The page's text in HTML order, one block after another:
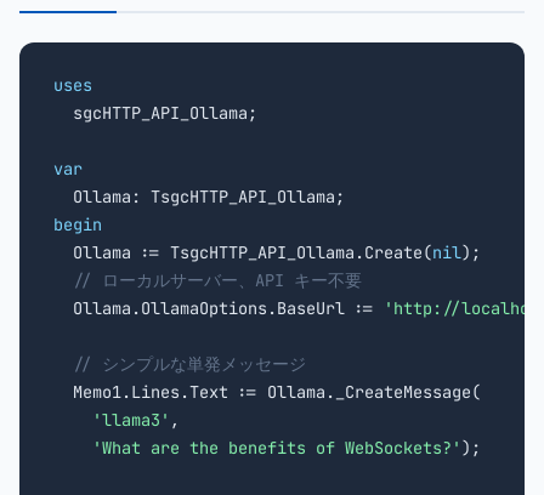
uses
sgcHTTP_API_Ollama;
var
begin
Ollama := TsgcHTTP_API_Ollama.Create(nil);
// ローカルサーバー、API キー不要
  Ollama.OllamaOptions.BaseUrl :=
'http://
// シンプルな単発メッセージ
  Memo1.Lines.Text := Ollama._CreateMessage(
'llama3' ,
'What are the benefits of WebSockets?' );